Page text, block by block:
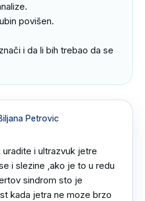
povišen.
i da li bih trebao da se
Petrovic
i ultrazvuk jetre
i slezine ,ako je to u redu
sindrom sto je
kada jetra ne moze brzo